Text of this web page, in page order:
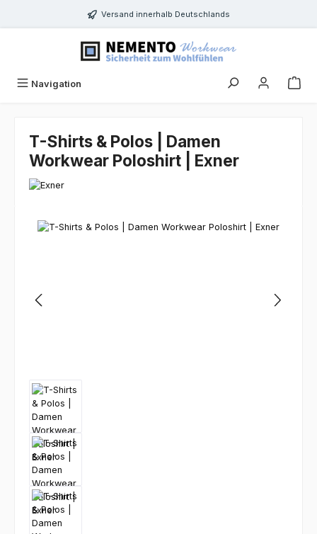
Zum Hauptinhalt springenVersand innerhalb Deutschlands
Navigation
T-Shirts & Polos | Damen
Workwear Poloshirt | Exner
Bildergalerie überspringen